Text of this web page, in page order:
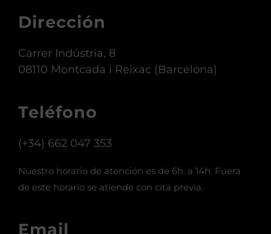
Dirección
08110 Montcada i Reixac (Barcelona)
Teléfono
(+34) 662 047 353
de este horario se atiende con cita previa.